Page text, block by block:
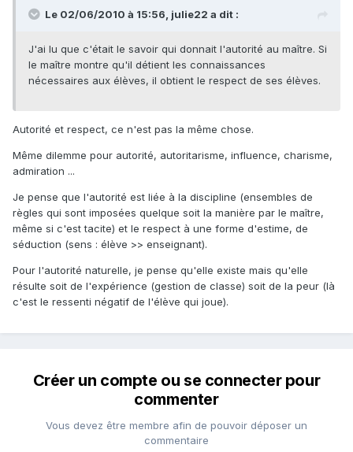
Le 02/06/2010 à 15:56, julie22 a dit :
J'ai lu que c'était le savoir qui donnait l'autorité au maître. Si
le maître montre qu'il détient les connaissances
nécessaires aux élèves, il obtient le respect de ses élèves.
Autorité et respect, ce n'est pas la même chose.
Même dilemme pour autorité, autoritarisme, influence, charisme,
admiration ...
Je pense que l'autorité est liée à la discipline (ensembles de
règles qui sont imposées quelque soit la manière par le maître,
même si c'est tacite) et le respect à une forme d'estime, de
séduction (sens : élève >> enseignant).
Pour l'autorité naturelle, je pense qu'elle existe mais qu'elle
résulte soit de l'expérience (gestion de classe) soit de la peur (là
c'est le ressenti négatif de l'élève qui joue).
Créer un compte ou se connecter pour
commenter
Vous devez être membre afin de pouvoir déposer un
commentaire